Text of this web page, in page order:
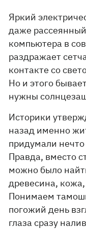
Яркий
даже
компьютера в
раздражает
контакте со
Но и этого
нужны
Историки
назад именно
придумали
Правда, вместо
можно было
древесина,
Понимаем
погожий день
глаза сразу